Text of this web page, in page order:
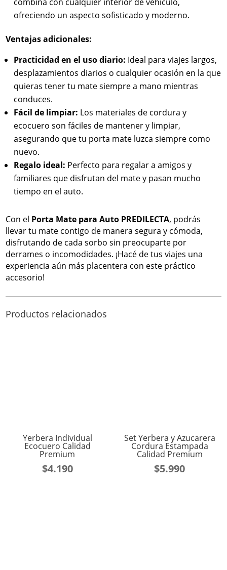
ofreciendo un aspecto sofisticado y moderno.
Ventajas adicionales:
Practicidad en el uso diario: Ideal para viajes largos,
desplazamientos diarios o cualquier ocasión en la que
quieras tener tu mate siempre a mano mientras
conduces.
Fácil de limpiar: Los materiales de cordura y
ecocuero son fáciles de mantener y limpiar,
asegurando que tu porta mate luzca siempre como
nuevo.
Regalo ideal: Perfecto para regalar a amigos y
familiares que disfrutan del mate y pasan mucho
tiempo en el auto.
Con el Porta Mate para Auto PREDILECTA, podrás
llevar tu mate contigo de manera segura y cómoda,
disfrutando de cada sorbo sin preocuparte por
derrames o incomodidades. ¡Hacé de tus viajes una
experiencia aún más placentera con este práctico
accesorio!
Productos relacionados
Yerbera Individual
Ecocuero Calidad
Premium
$4.190
Set Yerbera y Azucarera
Cordura Estampada
Calidad Premium
$5.990